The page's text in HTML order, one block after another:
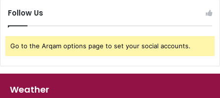
Follow Us
Go to the Arqam options page to set your social accounts.
Weather